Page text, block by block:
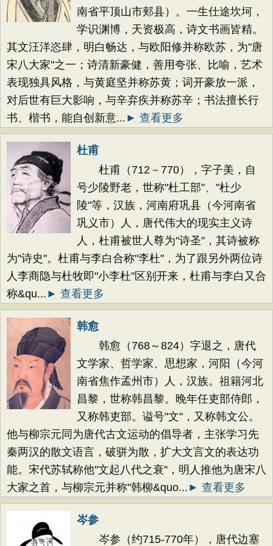
南省平顶山市郏县）。一生仕途坎坷，
学识渊博，天资极高，诗文书画皆精。
其文汪洋恣肆，明白畅达，与欧阳修并称欧苏，为"唐
宋八大家"之一；诗清新豪健，善用夸张、比喻，艺术
表现独具风格，与黄庭坚并称苏黄；词开豪放一派，
对后世有巨大影响，与辛弃疾并称苏辛；书法擅长行
书、楷书，能自创新意... ► 查看更多
杜甫
杜甫（712－770），字子美，自
号少陵野老，世称"杜工部"、"杜少
陵"等，汉族，河南府巩县（今河南省
巩义市）人，唐代伟大的现实主义诗
人，杜甫被世人尊为"诗圣"，其诗被称
为"诗史"。杜甫与李白合称"李杜"，为了跟另外两位诗
人李商隐与杜牧即"小李杜"区别开来，杜甫与李白又合
称&qu... ► 查看更多
韩愈
韩愈（768～824）字退之，唐代
文学家、哲学家、思想家，河阳（今河
南省焦作孟州市）人，汉族。祖籍河北
昌黎，世称韩昌黎。晚年任吏部侍郎，
又称韩吏部。谥号"文"，又称韩文公。
他与柳宗元同为唐代古文运动的倡导者，主张学习先
秦两汉的散文语言，破骈为散，扩大文言文的表达功
能。宋代苏轼称他"文起八代之衰"，明人推他为唐宋八
大家之首，与柳宗元并称"韩柳&quo... ► 查看更多
岑参
岑参（约715-770年），唐代边塞